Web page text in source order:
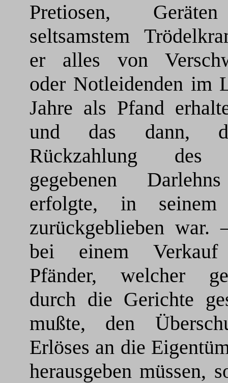
Pretiosen,
seltsamstem
er alles von
oder Notleidenden im
Jahre als Pfand
und das dann,
Rückzahlung des
gegebenen
erfolgte, in seinem
zurückgeblieben war.
bei einem Verkauf
Pfänder, welcher
durch die Gerichte
mußte, den
Erlöses an die
herausgeben müssen,